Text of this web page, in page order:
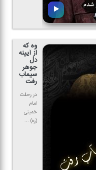
وه كه
از آیینه
دل
جوهر
سیماب
رفت
در رحلت
امام
خمینی
(ره) ...